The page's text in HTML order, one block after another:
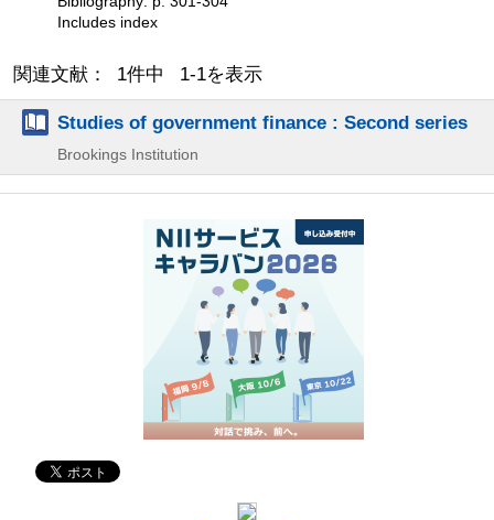
Includes index
関連文献： 1件中 1-1を表示
Studies of government finance : Second series
Brookings Institution